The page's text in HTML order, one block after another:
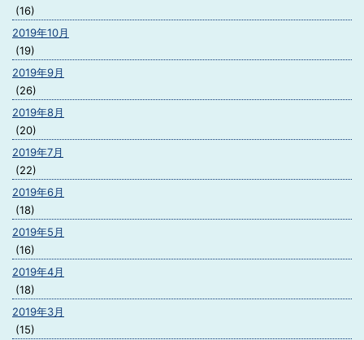
(16)
2019年10月
(19)
2019年9月
(26)
2019年8月
(20)
2019年7月
(22)
2019年6月
(18)
2019年5月
(16)
2019年4月
(18)
2019年3月
(15)